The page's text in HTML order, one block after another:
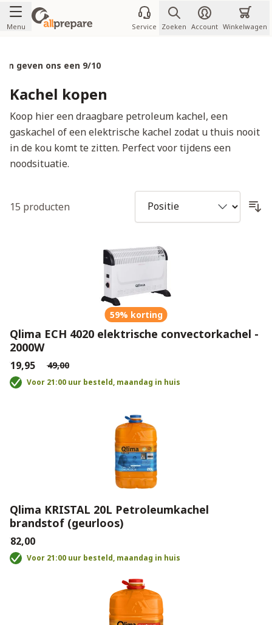
Ga naar de inhoud
Menu Service Zoeken Account Winkelwagen
Kachel kopen
Koop hier een draagbare petroleum kachel, een
gaskachel of een elektrische kachel zodat u thuis nooit
in de kou komt te zitten. Perfect voor tijdens een
noodsituatie.
15 producten
59% korting
Qlima ECH 4020 elektrische convectorkachel -
2000W
€19,95 €49,00
Voor 21:00 uur besteld, maandag in huis
Qlima KRISTAL 20L Petroleumkachel
brandstof (geurloos)
€82,00
Voor 21:00 uur besteld, maandag in huis